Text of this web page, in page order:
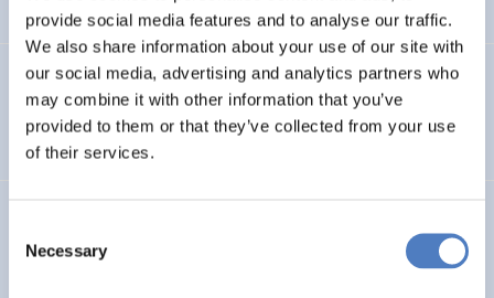
provide social media features and to analyse our traffic.
We also share information about your use of our site with
our social media, advertising and analytics partners who
may combine it with other information that you’ve
provided to them or that they’ve collected from your use
of their services.
Selection
Necessary
ISF EU-Canada Programme Level Cooperation Task Force
INTERNATIONALE F&I-ZUSAMMENARBEIT
NewHoRRIzon: Excellence in science and innovation for